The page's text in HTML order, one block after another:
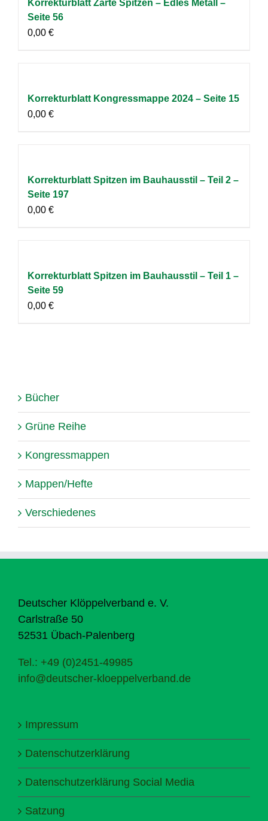
Korrekturblatt Zarte Spitzen – Edles Metall –
Seite 56
0,00 €
Korrekturblatt Kongressmappe 2024 – Seite 15
0,00 €
Korrekturblatt Spitzen im Bauhausstil – Teil 2 –
Seite 197
0,00 €
Korrekturblatt Spitzen im Bauhausstil – Teil 1 –
Seite 59
0,00 €
Bücher
Grüne Reihe
Kongressmappen
Mappen/Hefte
Verschiedenes
Deutscher Klöppelverband e. V.
Carlstraße 50
52531 Übach-Palenberg
Tel.: +49 (0)2451-49985
info@deutscher-kloeppelverband.de
Impressum
Datenschutzerklärung
Datenschutzerklärung Social Media
Satzung